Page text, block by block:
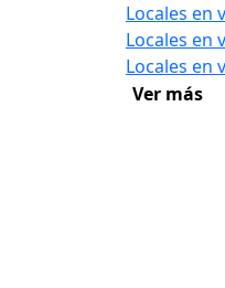
Locales en
Locales en
Locales en
Ver más